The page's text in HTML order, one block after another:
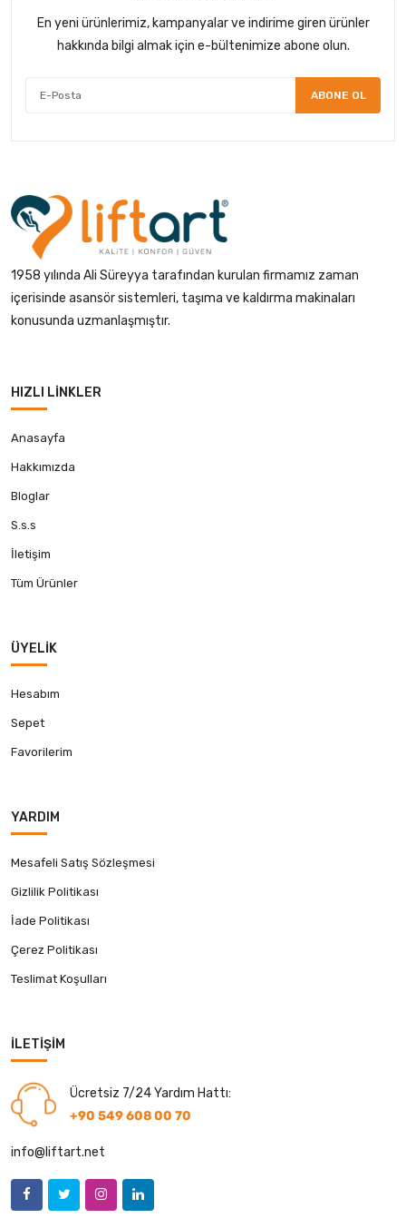
En yeni ürünlerimiz, kampanyalar ve indirime giren ürünler
hakkında bilgi almak için e-bültenimize abone olun.
ABONE OL
1958 yılında Ali Süreyya tarafından kurulan firmamız zaman
içerisinde asansör sistemleri, taşıma ve kaldırma makinaları
konusunda uzmanlaşmıştır.
HIZLI LINKLER
Anasayfa
Hakkımızda
Bloglar
S.s.s
İletişim
Tüm Ürünler
ÜYELIK
Hesabım
Sepet
Favorilerim
YARDIM
Mesafeli Satış Sözleşmesi
Gizlilik Politikası
İade Politikası
Çerez Politikası
Teslimat Koşulları
İLETIŞIM
Ücretsiz 7/24 Yardım Hattı:
+90 549 608 00 70
info@liftart.net